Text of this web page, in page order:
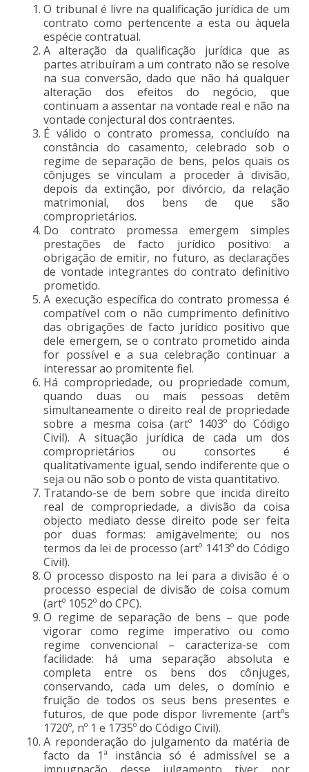
O tribunal é livre na qualificação jurídica de um
contrato como pertencente a esta ou àquela
espécie contratual.
A alteração da qualificação jurídica que as
partes atribuíram a um contrato não se resolve
na sua conversão, dado que não há qualquer
alteração dos efeitos do negócio, que
continuam a assentar na vontade real e não na
vontade conjectural dos contraentes.
É válido o contrato promessa, concluído na
constância do casamento, celebrado sob o
regime de separação de bens, pelos quais os
cônjuges se vinculam a proceder à divisão,
depois da extinção, por divórcio, da relação
matrimonial, dos bens de que são
comproprietários.
Do contrato promessa emergem simples
prestações de facto jurídico positivo: a
obrigação de emitir, no futuro, as declarações
de vontade integrantes do contrato definitivo
prometido.
A execução específica do contrato promessa é
compatível com o não cumprimento definitivo
das obrigações de facto jurídico positivo que
dele emergem, se o contrato prometido ainda
for possível e a sua celebração continuar a
interessar ao promitente fiel.
Há compropriedade, ou propriedade comum,
quando duas ou mais pessoas detêm
simultaneamente o direito real de propriedade
sobre a mesma coisa (artº 1403º do Código
Civil). A situação jurídica de cada um dos
comproprietários ou consortes é
qualitativamente igual, sendo indiferente que o
seja ou não sob o ponto de vista quantitativo.
Tratando-se de bem sobre que incida direito
real de compropriedade, a divisão da coisa
objecto mediato desse direito pode ser feita
por duas formas: amigavelmente; ou nos
termos da lei de processo (artº 1413º do Código
Civil).
O processo disposto na lei para a divisão é o
processo especial de divisão de coisa comum
(artº 1052º do CPC).
O regime de separação de bens – que pode
vigorar como regime imperativo ou como
regime convencional – caracteriza-se com
facilidade: há uma separação absoluta e
completa entre os bens dos cônjuges,
conservando, cada um deles, o domínio e
fruição de todos os seus bens presentes e
futuros, de que pode dispor livremente (artºs
1720º, nº 1 e 1735º do Código Civil).
A reponderação do julgamento da matéria de
facto da 1ª instância só é admissível se a